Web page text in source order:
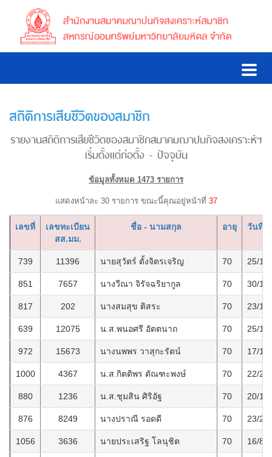
สถิติการเสียชีวิตของสมาชิก
รายงานสถิติการเสียชีวิตของสมาชิกสมาคมฌาปนกิจสงเคราะห์ฯ
เริ่มตั้งแต่ก่อตั้ง - ปัจจุบัน
ข้อมูลทั้งหมด 1473 รายการ
แสดงหน้าละ 30 รายการ ขณะนี้คุณอยู่หน้าที่ 37
เลขที่
เลขทะเบียน
สส.มม.
ชื่อ - นามสกุล อายุ วันที่เ
739 11396 นายสุวัตร์ ตั้งจิตรเจริญ 70 25/
851 7657 นางวีณา จิรัจฉริยากูล 70 30/
817 202 นางสมสุข ติสระ 70 23/
639 12075 น.ส.พนอศรี อัตตนาถ 70 25/1/
972 15673 นางนพพร วาสุกะรัตน์ 70 17/
1000 4367 น.ส.กิตติพร ตัณฑะพงษ์ 70 22/2/
880 1236 น.ส.ชุมสิน ศิริอัฐ 70 20/1/
876 8249 นางปราณี รอดดี 70 23/2/
1056 3636 นายประเสริฐ โลนุชิต 70 16/8/